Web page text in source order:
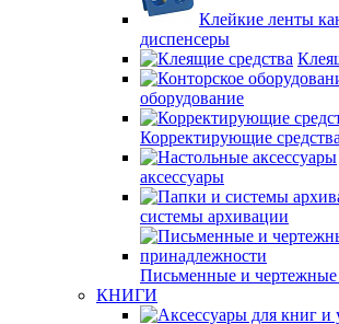
Клейкие ленты
диспенсеры
оборудование
Корректирующие средства
аксессуары
системы архивации
Письменные и
КНИГИ